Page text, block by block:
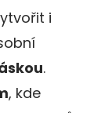
i
.
, kde